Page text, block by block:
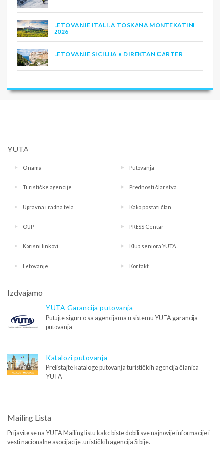
LETOVANJE ITALIJA TOSKANA MONTEKATINI
2026
LETOVANJE SICILIJA • DIREKTAN ČARTER
YUTA
O nama Putovanja
Turističke agencije Prednosti članstva
Upravna i radna tela Kako postati član
OUP PRESS Centar
Korisni linkovi Klub seniora YUTA
Letovanje Kontakt
Izdvajamo
YUTA Garancija putovanja
Putujte sigurno sa agencijama u sistemu YUTA garancija
putovanja
Katalozi putovanja
Prelistajte kataloge putovanja turističkih agencija članica
YUTA
Mailing Lista
Prijavite se na YUTA Mailing listu kako biste dobili sve najnovije informacije i
vesti nacionalne asocijacije turističkih agencija Srbije.